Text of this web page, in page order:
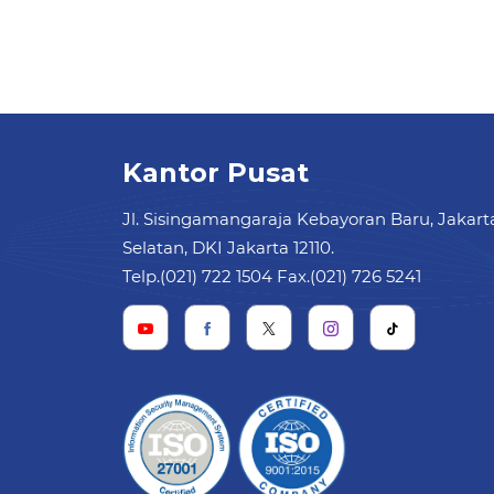
Kantor Pusat
Jl. Sisingamangaraja Kebayoran Baru,
Selatan, DKI Jakarta 12110.
Telp.(021) 722 1504 Fax.(021) 726 5241